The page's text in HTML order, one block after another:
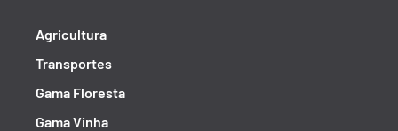
Agricultura
Transportes
Gama Floresta
Gama Vinha